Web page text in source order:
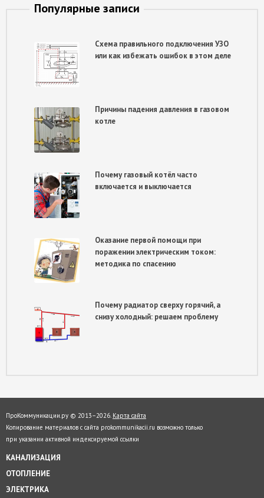
Популярные записи
Схема правильного подключения УЗО
или как избежать ошибок в этом деле
Причины падения давления в газовом
котле
Почему газовый котёл часто
включается и выключается
Оказание первой помощи при
поражении электрическим током:
методика по спасению
Почему радиатор сверху горячий, а
снизу холодный: решаем проблему
ПроКоммуникации.ру © 2013–2026. Карта сайта
Копирование материалов с сайта prokommunikacii.ru возможно только
при указании активной индексируемой ссылки
КАНАЛИЗАЦИЯ
ОТОПЛЕНИЕ
ЭЛЕКТРИКА